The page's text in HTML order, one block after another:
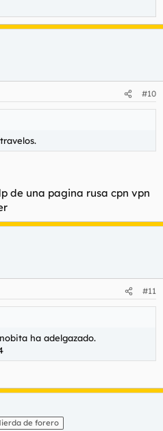
#10
de una pagina rusa cpn vpn
#11
ha adelgazado.
de forero